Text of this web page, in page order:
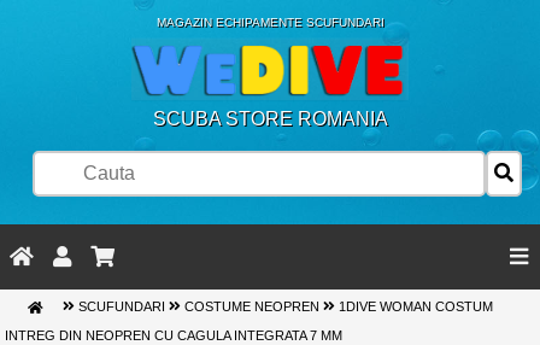
MAGAZIN ECHIPAMENTE SCUFUNDARI
SCUBA STORE ROMANIA
SCUFUNDARI COSTUME NEOPREN 1DIVE WOMAN COSTUM
INTREG DIN NEOPREN CU CAGULA INTEGRATA 7 MM